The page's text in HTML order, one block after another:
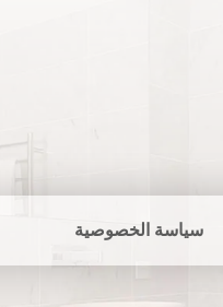
سياسة الخصوصية